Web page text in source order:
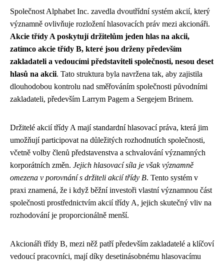
Společnost Alphabet Inc. zavedla dvoutřídní systém akcií, který
významně ovlivňuje rozložení hlasovacích práv mezi akcionáři.
Akcie třídy A poskytují držitelům jeden hlas na akcii,
zatímco akcie třídy B, které jsou drženy především
zakladateli a vedoucími představiteli společnosti, nesou deset
hlasů na akcii. Tato struktura byla navržena tak, aby zajistila
dlouhodobou kontrolu nad směřováním společnosti původními
zakladateli, především Larrym Pagem a Sergejem Brinem.
Držitelé akcií třídy A mají standardní hlasovací práva, která jim
umožňují participovat na důležitých rozhodnutích společnosti,
včetně volby členů představenstva a schvalování významných
korporátních změn. Jejich hlasovací síla je však významně
omezena v porovnání s držiteli akcií třídy B. Tento systém v
praxi znamená, že i když běžní investoři vlastní významnou část
společnosti prostřednictvím akcií třídy A, jejich skutečný vliv na
rozhodování je proporcionálně menší.
Akcionáři třídy B, mezi něž patří především zakladatelé a klíčoví
vedoucí pracovníci, mají díky desetinásobnému hlasovacímu